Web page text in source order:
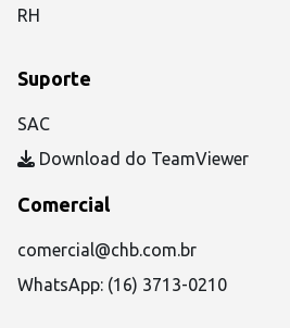
RH
Suporte
SAC
Download do TeamViewer
Comercial
comercial@chb.com.br
WhatsApp: (16) 3713-0210